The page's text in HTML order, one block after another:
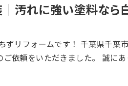
汚れに強い塗料なら
た。 誠にありがとうございます！